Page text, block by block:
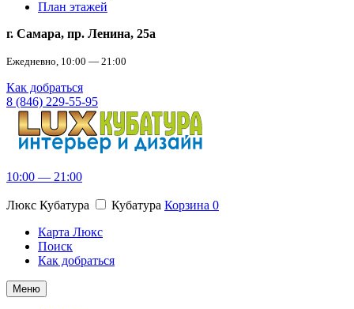
План этажей
г. Самара, пр. Ленина, 25а
Ежедневно, 10:00 — 21:00
Как добраться
8 (846) 229-55-95
10:00 — 21:00
Люкс Кубатура Кубатура Корзина 0
Карта Люкс
Поиск
Как добраться
Меню